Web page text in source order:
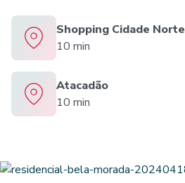
Shopping Cidade Norte
10 min
Atacadão
10 min